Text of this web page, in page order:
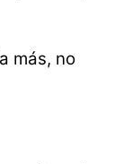
más, no